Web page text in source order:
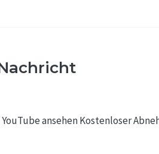
ansehen Kostenloser